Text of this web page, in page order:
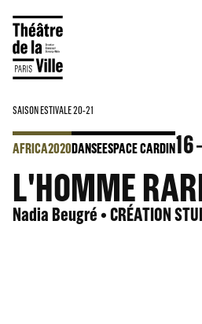
SAISON ESTIVALE 20-21
AFRICA2020DANSEESPACE CARDIN16
L'HOMME
Nadia Beugré • CRÉATION